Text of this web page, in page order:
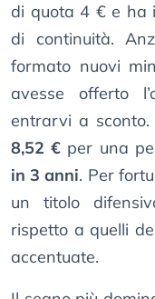
di quota 4 € e ha
di continuità.
formato nuovi
avesse offerto
entrarvi a sconto.
8,52 € per una
in 3 anni. Per
un titolo
rispetto a quelli
accentuate.